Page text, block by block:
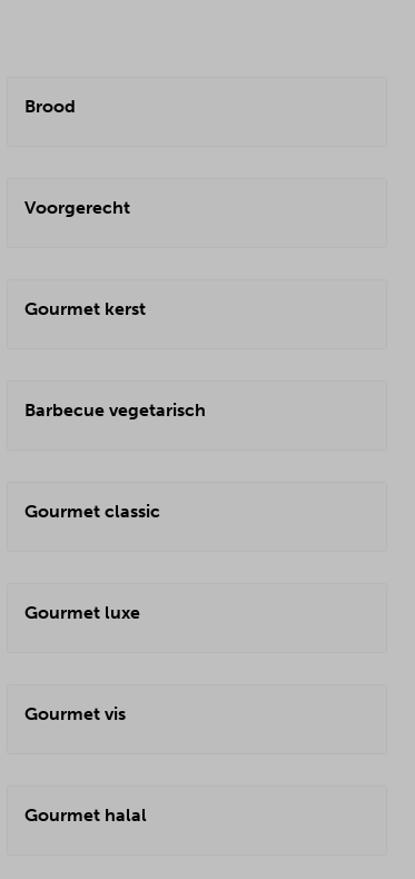
Brood
Voorgerecht
Gourmet kerst
Barbecue vegetarisch
Gourmet classic
Gourmet luxe
Gourmet vis
Gourmet halal